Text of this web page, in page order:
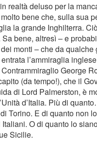
realtà deluso per la
bene che, sulla sua
la grande Inghilterra.
bene, altresì – e
monti – che da qualche
l’ammiraglia
George
(da tempo!), che il
di Lord Palmerston, è
d’Italia. Più di
Torino. E di quanto non
O di quanto lo
Sicilie.